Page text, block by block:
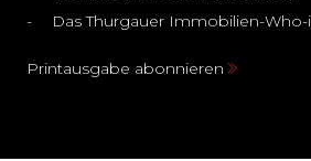
Das Thurgauer Immobilien-Who-
Printausgabe abonnieren